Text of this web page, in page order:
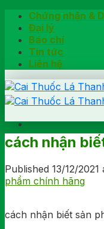
Skip
content
Chứng nhận &
Đại lý
Báo chí
Tin tức
Liên hệ
Trang chủ
Khách hàng
Kiểm tra chính
Hotline:
cách nhận
Published 13/12/2021
phẩm chính hãng
cách nhận biết sản